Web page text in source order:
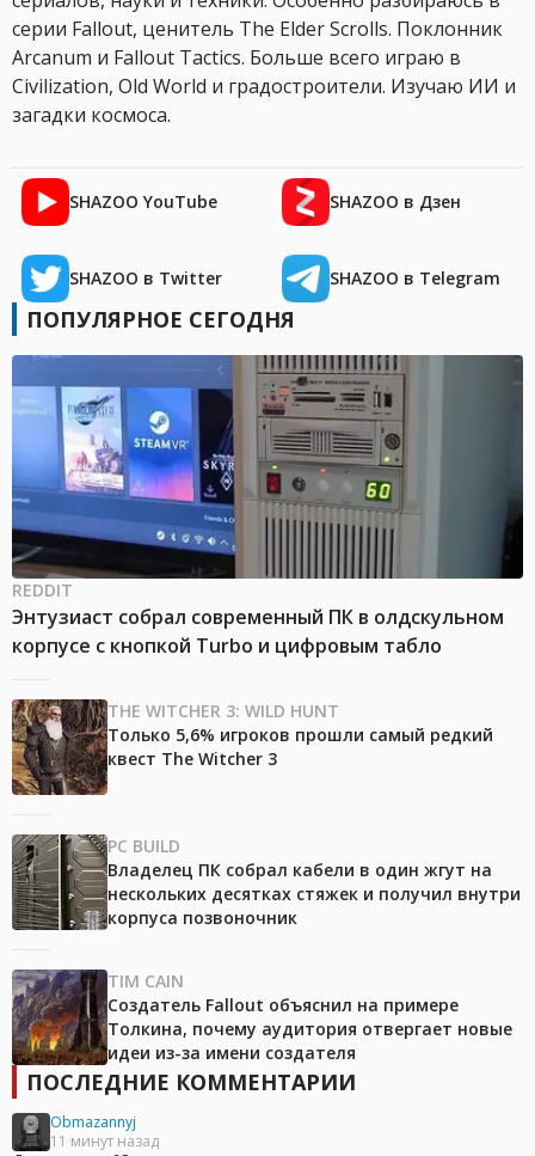
серии Fallout, ценитель The Elder Scrolls. Поклонник
Arcanum и Fallout Tactics. Больше всего играю в
Civilization, Old World и градостроители. Изучаю ИИ и
загадки космоса.
SHAZOO YouTube SHAZOO в Дзен
SHAZOO в Twitter SHAZOO в Telegram
ПОПУЛЯРНОЕ СЕГОДНЯ
REDDIT
Энтузиаст собрал современный ПК в олдскульном
корпусе с кнопкой Turbo и цифровым табло
THE WITCHER 3: WILD HUNT
Только 5,6% игроков прошли самый редкий
квест The Witcher 3
PC BUILD
Владелец ПК собрал кабели в один жгут на
нескольких десятках стяжек и получил внутри
корпуса позвоночник
TIM CAIN
Создатель Fallout объяснил на примере
Толкина, почему аудитория отвергает новые
идеи из-за имени создателя
ПОСЛЕДНИЕ КОММЕНТАРИИ
Obmazannyj
11 минут назад